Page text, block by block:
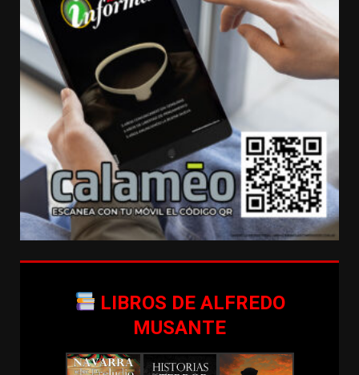
LIBROS DE ALFREDO
MUSANTE